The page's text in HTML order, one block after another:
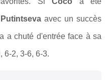
avec un succès
a chuté d'entrée face à sa
, 6-2, 3-6, 6-3.